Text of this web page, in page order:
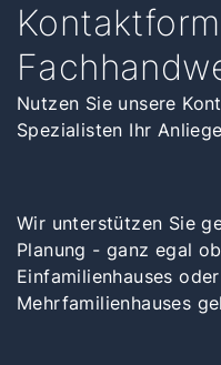
Nutzen Sie unsere
Spezialisten Ihr
Wir unterstützen Sie
Planung - ganz egal
Einfamilienhauses
Mehrfamilienhauses